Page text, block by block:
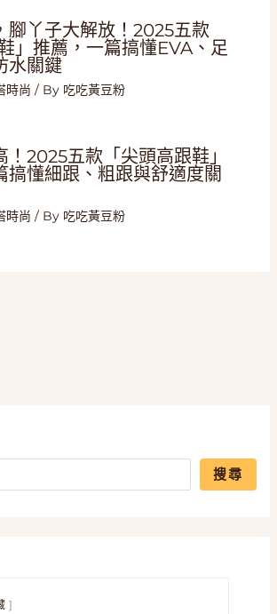
腳丫子大解放！2025五款
」推薦，一篇搞懂EVA、足
水關鍵
時尚 / By 吃吃黃豆粉
！2025五款「尖頭高跟鞋」
搞懂細跟、粗跟與舒適度關
時尚 / By 吃吃黃豆粉
搜尋